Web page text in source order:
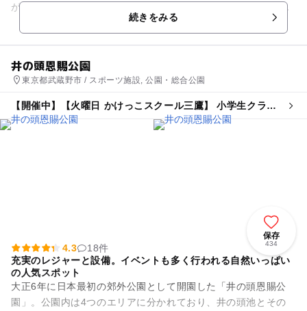
が所管していたこともあり、庭園内には重要文化財などの歴史
的建造物が保存されてい...続きをみる
井の頭恩賜公園
東京都武蔵野市 / スポーツ施設, 公園・総合公園
【開催中】【火曜日 かけっこスクール三鷹】 小学生クラス
（年長さん可）体験
保存
434
4.3
18件
充実のレジャーと設備。イベントも多く行われる自然いっぱい
の人気スポット
大正6年に日本最初の郊外公園として開園した「井の頭恩賜公
園」。公園内は4つのエリアに分かれており、井の頭池とその